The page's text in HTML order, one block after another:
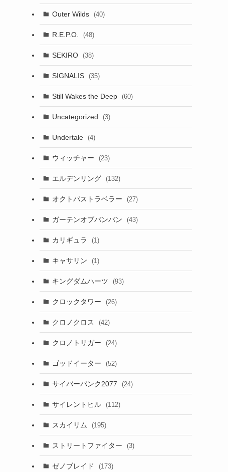
Outer Wilds (40)
R.E.P.O. (48)
SEKIRO (38)
SIGNALIS (35)
Still Wakes the Deep (60)
Uncategorized (3)
Undertale (4)
ウィッチャー (23)
エルデンリング (132)
オクトパストラベラー (27)
ガーテンオブバンバン (43)
カリギュラ (1)
キャサリン (1)
キングダムハーツ (93)
クロックタワー (26)
クロノクロス (42)
クロノトリガー (24)
ゴッドイーター (52)
サイバーパンク2077 (24)
サイレントヒル (112)
スカイリム (195)
ストリートファイター (3)
ゼノブレイド (173)